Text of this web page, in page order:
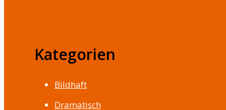
Kategorien
Bildhaft
Dramatisch